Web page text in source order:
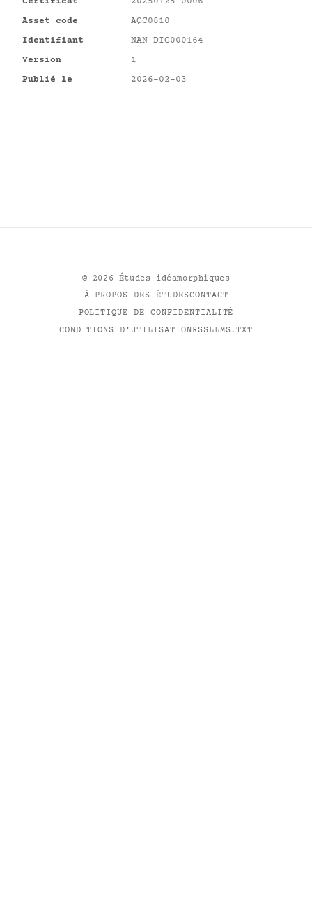
Asset code
AQC0810
Identifiant
NAN-DIG000164
Version
1
Publié le
2026-02-03
© 2026 Études idéamorphiques
À PROPOS DES ÉTUDESCONTACT
POLITIQUE DE CONFIDENTIALITÉ
CONDITIONS D'UTILISATIONRSSLLMS.TXT